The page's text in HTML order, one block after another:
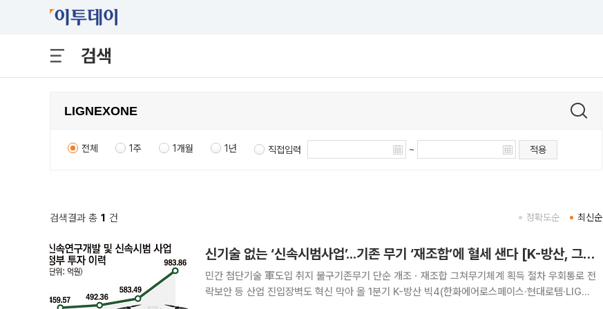
검색
전체 1주 1개월 1년 직접입력 ~ 적용
검색결과 총 1 건 최신순
정확도순
신기술 없는 ‘신속시범사업’...기존 무기 ‘재조합’에 혈세 샌다 [K-방산, 그들만의 리그 上]
민간 첨단기술 軍도입 취지 불구기존무기 단순 개조ㆍ재조합 그쳐무기체계 획득 절차 우회통로 전
락보안 등 산업 진입장벽도 혁신 막아 올 1분기 K-방산 빅4(한화에어로스페이스·현대로템·LIG